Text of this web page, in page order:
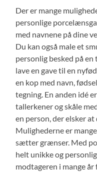
Der er mange
personlige
med navnene på dine
Du kan også male et
personlig besked på
lave en gave til en
en kop med navn,
tegning. En anden idé
tallerkener og skåle
en person, der elsker
Mulighederne er
sætter grænser. Med
helt unikke og
modtageren i mange år